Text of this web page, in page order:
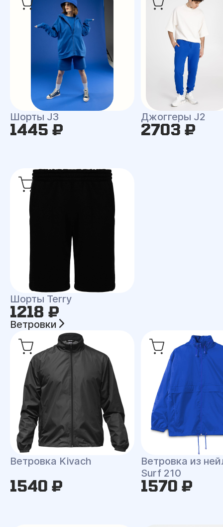
Шорты J3
1445 ₽
Джоггеры J2
2703 ₽
Шорты Terry
1218 ₽
Ветровки
Ветровка Kivach
1540 ₽
Ветровка из
Surf 210
1570 ₽